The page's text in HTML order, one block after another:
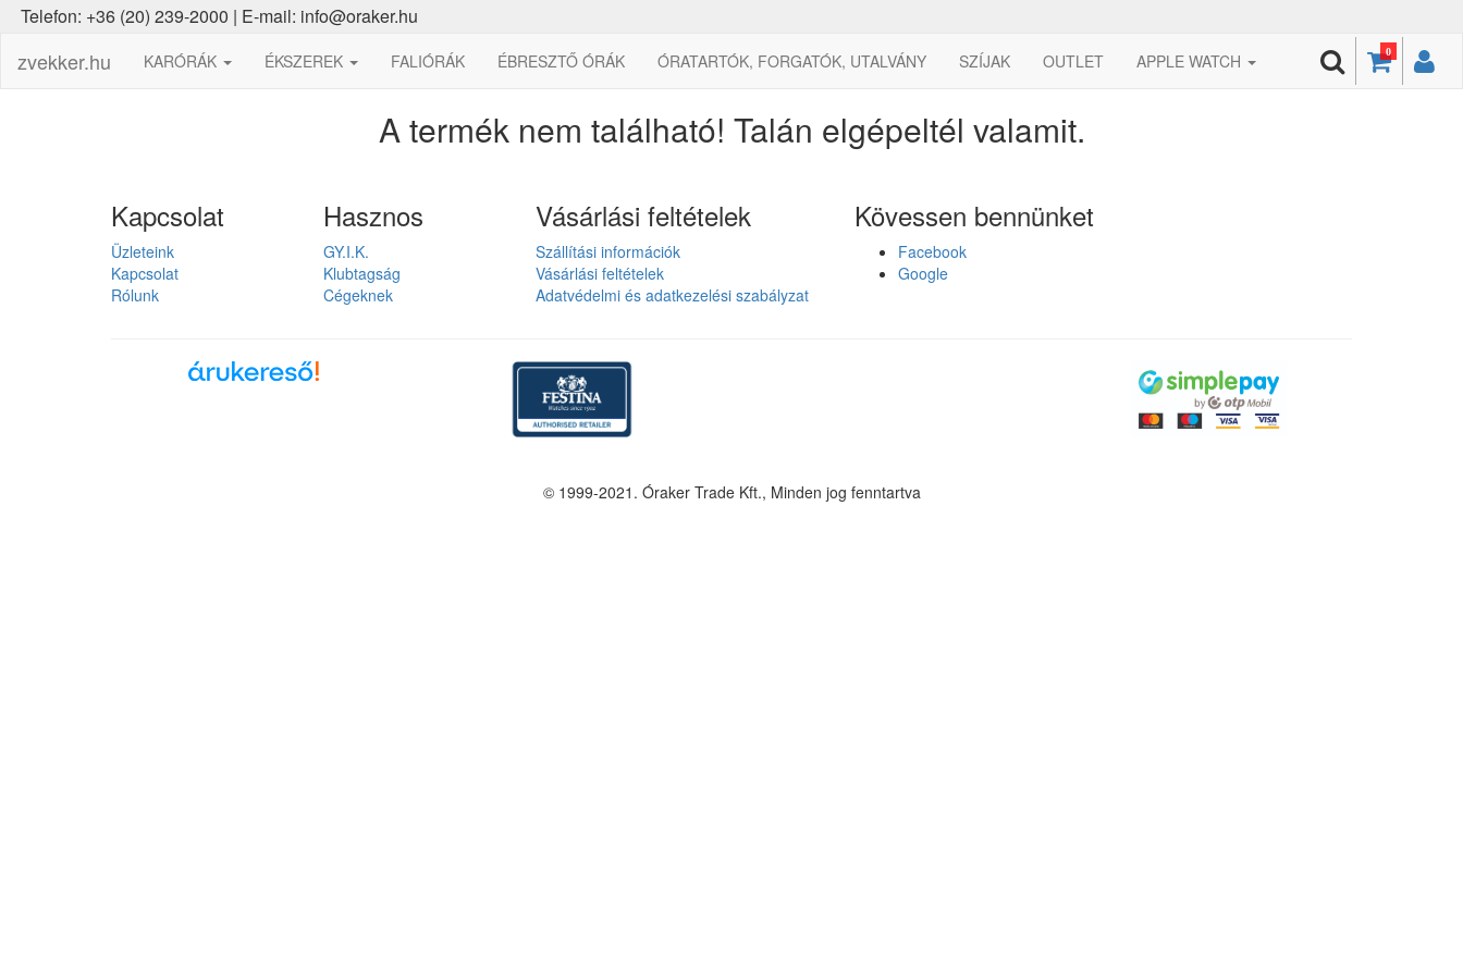
Telefon: +36 (20) 239-2000 | E-mail: info@oraker.hu
zvekker.hu 0
KARÓRÁK ÉKSZEREK FALIÓRÁK ÉBRESZTŐ ÓRÁK ÓRATARTÓK, FORGATÓK, UTALVÁNY SZÍJAK OUTLET APPLE WATCH
A termék nem található! Talán elgépeltél valamit.
Kapcsolat
Üzleteink
Kapcsolat
Rólunk
Hasznos
GY.I.K.
Klubtagság
Cégeknek
Vásárlási feltételek
Szállítási információk
Vásárlási feltételek
Adatvédelmi és adatkezelési szabályzat
Kövessen bennünket
Facebook
Google
© 1999-2021. Óraker Trade Kft., Minden jog fenntartva